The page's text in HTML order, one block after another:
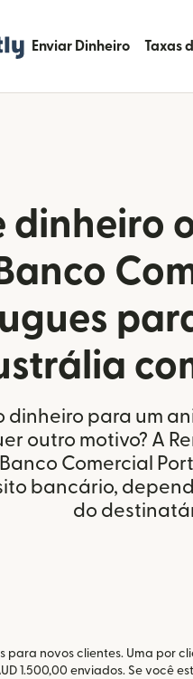
Enviar Dinheiro Taxas
dinheiro
Banco
dinheiro para um
outro motivo? A
Comercial
bancário,
do
para novos clientes. Uma por
1.500,00 enviados. Se você